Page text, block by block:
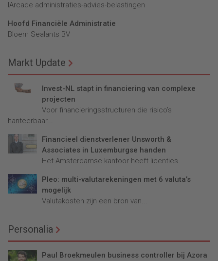
lArcade administraties-advies-belastingen
Hoofd Financiële Administratie
Bloem Sealants BV
Markt Update
Invest-NL stapt in financiering van complexe
projecten
Voor financieringsstructuren die risico’s
hanteerbaar...
Financieel dienstverlener Unsworth &
Associates in Luxemburgse handen
Het Amsterdamse kantoor heeft licenties...
Pleo: multi-valutarekeningen met 6 valuta’s
mogelijk
Valutakosten zijn een bron van...
Personalia
Paul Broekmeulen business controller bij Azora